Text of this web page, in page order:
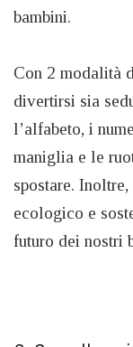
bambini.
Con 2 modalità
divertirsi sia
l’alfabeto, i
maniglia e le
spostare.
ecologico e
futuro dei nostri